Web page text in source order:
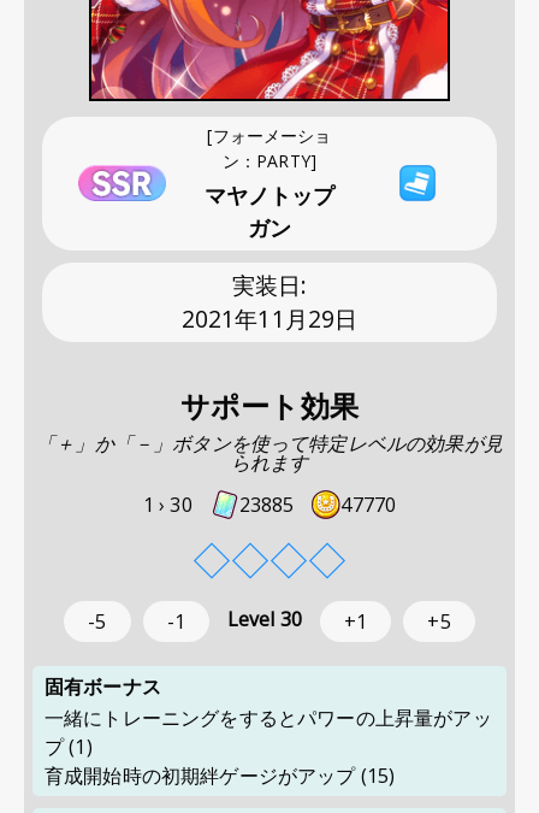
[フォーメーショ
ン：PARTY]
マヤノトップ
ガン
実装日:
2021年11月29日
サポート効果
「＋」か「－」ボタンを使って特定レベルの効果が見
られます
1 ›30 23885 47770
◇◇◇◇
-5 -1 Level 30 +1 +5
固有ボーナス
一緒にトレーニングをするとパワーの上昇量がアッ
プ(1)
育成開始時の初期絆ゲージがアップ(15)